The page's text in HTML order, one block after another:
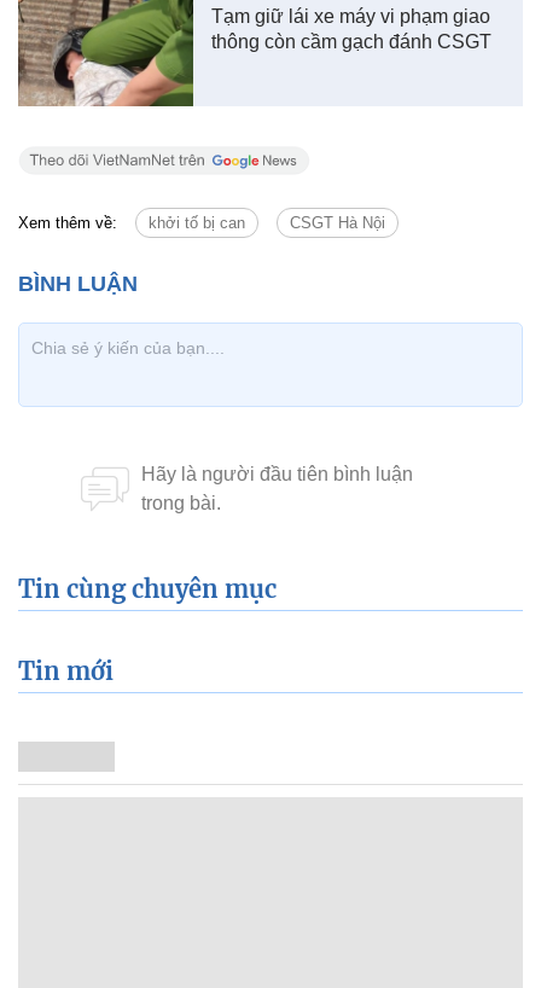
Tạm giữ lái xe máy vi phạm giao
thông còn cầm gạch đánh CSGT
Xem thêm về: khởi tố bị can CSGT Hà Nội
Tin cùng chuyên mục
Tin mới